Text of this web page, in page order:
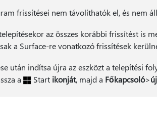
frissítései nem távolíthatók el, és nem
az összes korábbi frissítést is
a Surface-re vonatkozó frissítések
után indítsa újra az eszközt a telepítési
a
Start ikonját, majd a Főkapcsoló>